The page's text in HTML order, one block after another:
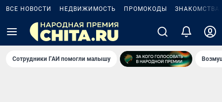
ВСЕ НОВОСТИ НЕДВИЖИМОСТЬ ПРОМОКОДЫ ЗНАКОМСТВА
Сотрудники ГАИ помогли малышу